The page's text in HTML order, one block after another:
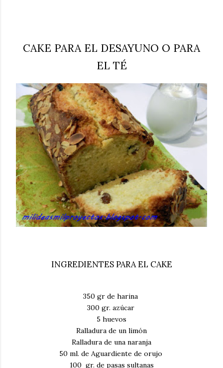
CAKE PARA EL DESAYUNO O PARA
EL TÉ
INGREDIENTES PARA EL CAKE
350 gr de harina
300 gr. azúcar
5 huevos
Ralladura de un limón
Ralladura de una naranja
50 ml. de Aguardiente de orujo
100 gr. de pasas sultanas